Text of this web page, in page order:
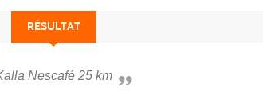
RÉSULTAT
Kalla Nescafé 25 km